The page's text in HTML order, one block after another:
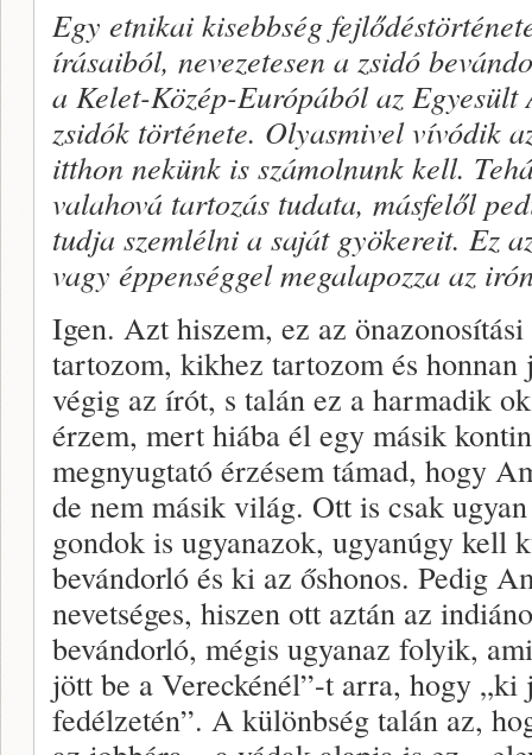
Egy etnikai kisebbség
írásaiból, nevezetesen a zsidó
a Kelet-Közép-Európából az
zsidók története. Olyasmivel vívódik
itthon nekünk is számolnunk kell.
valahová tartozás tudata, más­felől
tudja szemlélni a saját gyökereit. Ez
vagy éppenséggel megalapozza az
Igen. Azt hiszem, ez az
tartozom, kikhez tartozom és
végig az írót, s talán ez a harmadik
érzem, mert hiába él egy másik
megnyugtató érzésem támad, hogy
de nem másik világ. Ott is csak
gondok is ugyanazok, ugyanúgy kell
bevándorló és ki az őshonos. Pedig
nevetséges, hiszen ott aztán az
bevándorló, mégis ugyanaz folyik,
jött be a Vereckénél”-t arra, hogy
fedélzetén”. A különbség talán az,